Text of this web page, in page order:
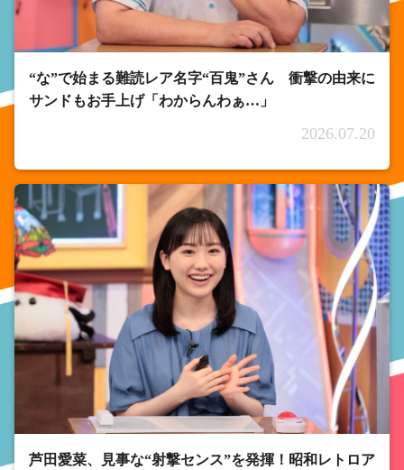
“な”で始まる難読レア名字“百鬼”さん 衝撃の由来に
サンドもお手上げ「わからんわぁ…」
2026.07.20
芦田愛菜、見事な“射撃センス”を発揮！昭和レトロア